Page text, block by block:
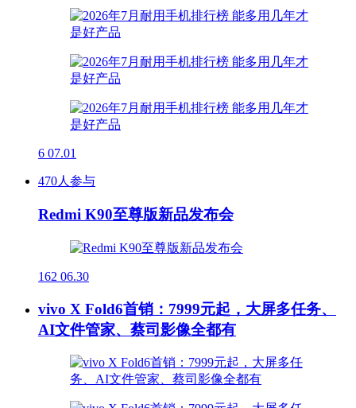
6 07.01
470人参与
Redmi K90至尊版新品发布会
162 06.30
vivo X Fold6首销：7999元起，大屏多任务、
AI文件管家、蔡司影像全都有